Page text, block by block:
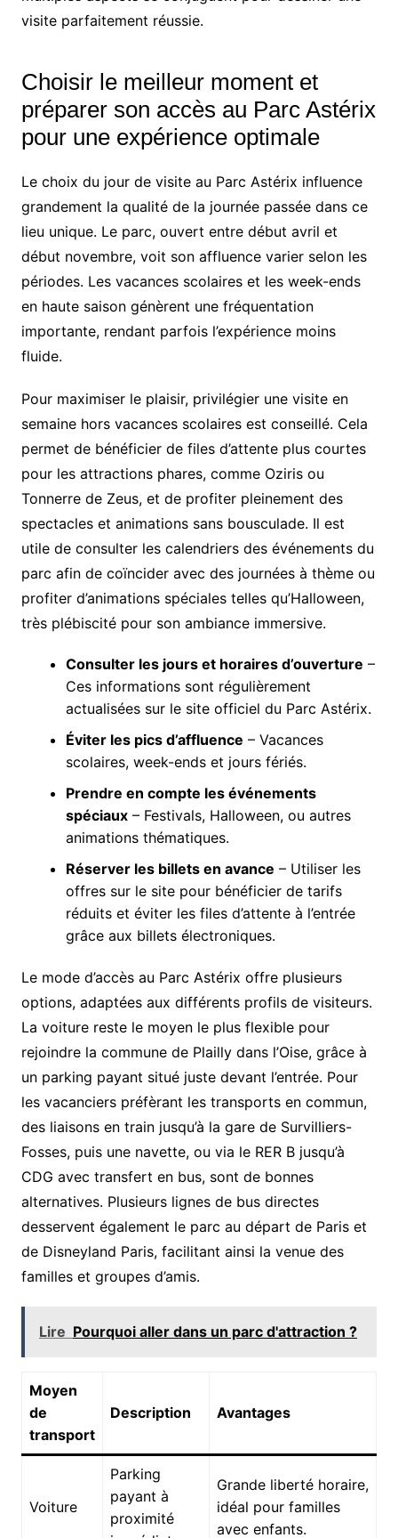
visite parfaitement réussie.
Choisir le meilleur moment et
préparer son accès au Parc Astérix
pour une expérience optimale
Le choix du jour de visite au Parc Astérix influence
grandement la qualité de la journée passée dans ce
lieu unique. Le parc, ouvert entre début avril et
début novembre, voit son affluence varier selon les
périodes. Les vacances scolaires et les week-ends
en haute saison génèrent une fréquentation
importante, rendant parfois l’expérience moins
fluide.
Pour maximiser le plaisir, privilégier une visite en
semaine hors vacances scolaires est conseillé. Cela
permet de bénéficier de files d’attente plus courtes
pour les attractions phares, comme Oziris ou
Tonnerre de Zeus, et de profiter pleinement des
spectacles et animations sans bousculade. Il est
utile de consulter les calendriers des événements du
parc afin de coïncider avec des journées à thème ou
profiter d’animations spéciales telles qu’Halloween,
très plébiscité pour son ambiance immersive.
Consulter les jours et horaires d’ouverture –
Ces informations sont régulièrement
actualisées sur le site officiel du Parc Astérix.
Éviter les pics d’affluence – Vacances
scolaires, week-ends et jours fériés.
Prendre en compte les événements
spéciaux– Festivals, Halloween, ou autres
animations thématiques.
Réserver les billets en avance – Utiliser les
offres sur le site pour bénéficier de tarifs
réduits et éviter les files d’attente à l’entrée
grâce aux billets électroniques.
Le mode d’accès au Parc Astérix offre plusieurs
options, adaptées aux différents profils de visiteurs.
La voiture reste le moyen le plus flexible pour
rejoindre la commune de Plailly dans l’Oise, grâce à
un parking payant situé juste devant l’entrée. Pour
les vacanciers préfèrant les transports en commun,
des liaisons en train jusqu’à la gare de Survilliers-
Fosses, puis une navette, ou via le RER B jusqu’à
CDG avec transfert en bus, sont de bonnes
alternatives. Plusieurs lignes de bus directes
desservent également le parc au départ de Paris et
de Disneyland Paris, facilitant ainsi la venue des
familles et groupes d’amis.
Lire Pourquoi aller dans un parc d'attraction ?
Moyen
de
transport
Description Avantages
Voiture
Parking
payant à
proximité
Grande liberté horaire,
idéal pour familles
avec enfants.